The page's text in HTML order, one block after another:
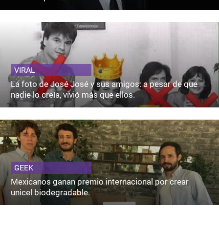
VIRAL
La foto de José José y sus amigos: a pesar de que
nadie lo creía, vivió más que ellos.
GEEK
Mexicanos ganan premio internacional por crear
unicel biodegradable.